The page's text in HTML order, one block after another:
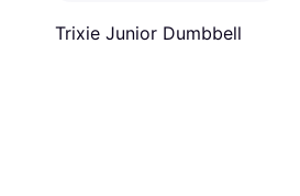
Trixie Junior Dumbbell